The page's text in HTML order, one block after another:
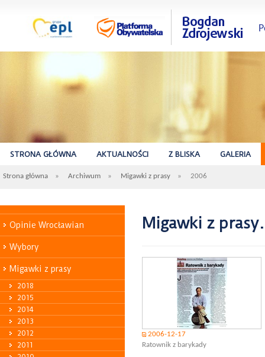
STRONA GŁÓWNA AKTUALNOŚCI Z BLISKA GALERIA
Strona główna » Archiwum » Migawki z prasy » 2006
Opinie Wrocławian
Wybory
Migawki z prasy
2018
2015
2014
2013
2012
2011
Migawki z
2006-12-17
Ratownik z barykady